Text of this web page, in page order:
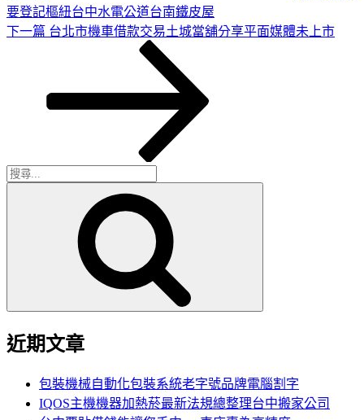
要登記樞紐台中水電公道台南鐵皮屋
下
下一篇 台北市機車借款交易土城當舖分享平面媒體未上市
搜
近期文章
包裝機械自動化包裝系統老字號品牌電腦割字
IQOS主機機器加熱菸最新法規總整理台中搬家公司